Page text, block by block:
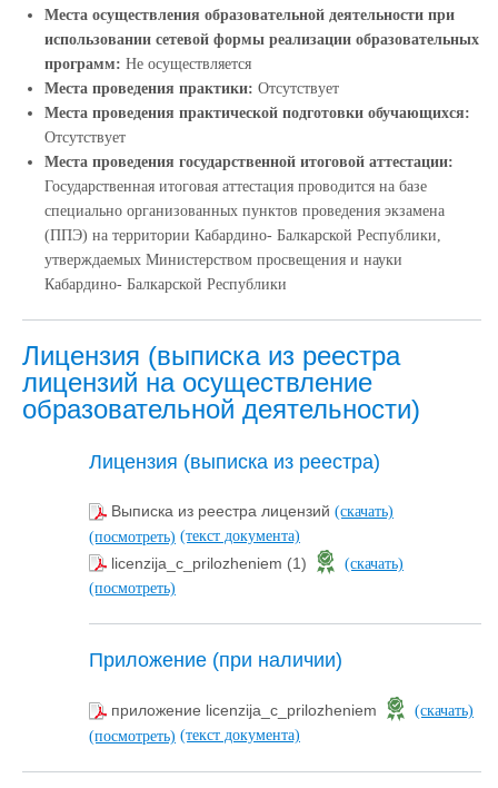
Места осуществления образовательной деятельности при
использовании сетевой формы реализации образовательных
программ: Не осуществляется
Места проведения практики: Отсутствует
Места проведения практической подготовки обучающихся:
Отсутствует
Места проведения государственной итоговой аттестации:
Государственная итоговая аттестация проводится на базе
специально организованных пунктов проведения экзамена
(ППЭ) на территории Кабардино- Балкарской Республики,
утверждаемых Министерством просвещения и науки
Кабардино- Балкарской Республики
Лицензия (выписка из реестра
лицензий на осуществление
образовательной деятельности)
Лицензия (выписка из реестра)
Выписка из реестра лицензий (скачать)
(посмотреть) (текст документа)
licenzija_c_prilozheniem (1)
(скачать)
(посмотреть)
Приложение (при наличии)
приложение licenzija_c_prilozheniem
(скачать)
(посмотреть) (текст документа)